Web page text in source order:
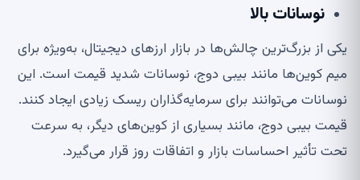
نوسانات بالا
یکی از بزرگ‌ترین چالش‌ها در بازار ارزهای دیجیتال، به‌ویژه برای
میم کوین‌ها مانند بیبی دوج، نوسانات شدید قیمت است. این
نوسانات می‌توانند برای سرمایه‌گذاران ریسک زیادی ایجاد کنند.
قیمت بیبی دوج، مانند بسیاری از کوین‌های دیگر، به سرعت
تحت تأثیر احساسات بازار و اتفاقات روز قرار می‌گیرد.